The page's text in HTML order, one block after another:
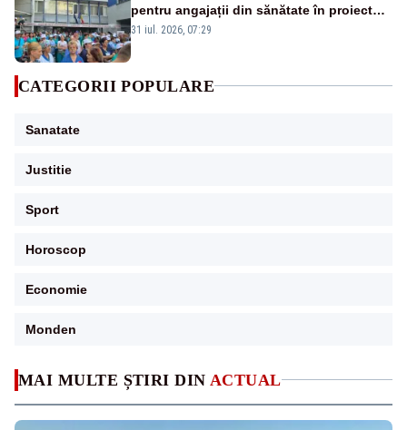
MAI MULTE ȘTIRI DIN ACTUAL
pentru angajații din sănătate în proiectul
Legii salarizării
31 iul. 2026, 07:29
CATEGORII POPULARE
Sanatate
Justitie
Sport
Horoscop
Economie
Monden